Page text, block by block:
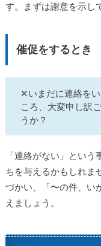
す。まずは謝意を示し
催促をするとき
✕いまだに連絡を
ころ、大変申し訳
うか？
「連絡がない」とい
ちを与えるかもしれま
づかい、「〜の件、い
えましょう。